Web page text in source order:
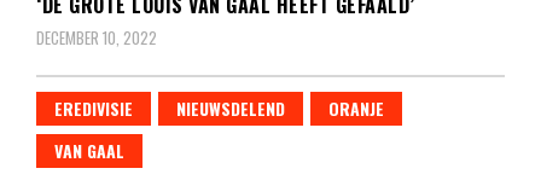
DECEMBER 10, 2022
EREDIVISIE NIEUWSDELEND
ORANJE
VAN GAAL